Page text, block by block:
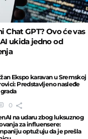
Chat GPT? Ovo će vas
ukida jedno od
Ekspo karavan u Sremskoj
Predstavljeno nasleđe
0
na udaru zbog luksuznog
za influensere:
optužuju da je prešla